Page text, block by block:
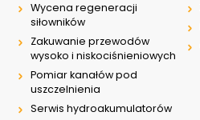
Wycena regeneracji
siłowników
Zakuwanie przewodów
wysoko i niskociśnieniowych
Pomiar kanałów pod
uszczelnienia
Serwis hydroakumulatorów